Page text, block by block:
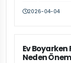
2026-04-04
Ev Boyarken
Neden